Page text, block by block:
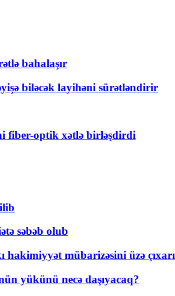
bahalaşır
biləcək layihəni sürətləndirir
fiber-optik xətlə birləşdirdi
səbəb olub
mübarizəsini üzə
yükünü necə daşıyacaq?